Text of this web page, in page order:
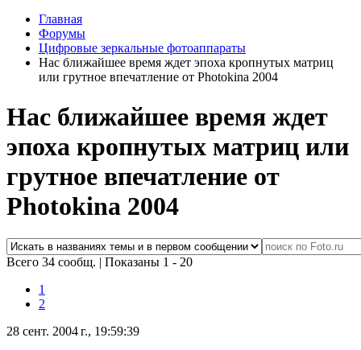
Главная
Форумы
Цифровые зеркальные фотоаппараты
Нас ближайшее время ждет эпоха кропнутых матриц
или грутное впечатление от Photokina 2004
Нас ближайшее время ждет
эпоха кропнутых матриц или
грутное впечатление от
Photokina 2004
Всего 34 сообщ. | Показаны 1 - 20
1
2
28 сент. 2004 г., 19:59:39